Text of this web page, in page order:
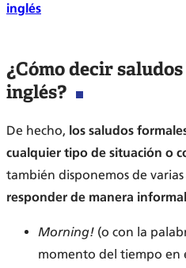
inglés
¿Cómo decir
inglés?
De hecho, los saludos
cualquier tipo de situación o
también disponemos de
responder de manera informal
Morning! (o con la
momento del tiempo en